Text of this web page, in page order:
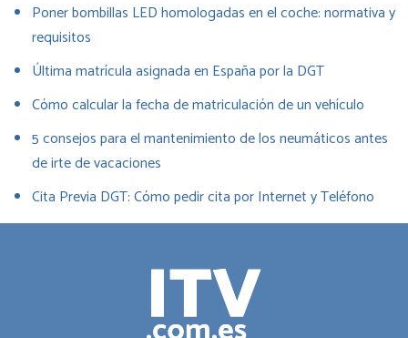
Poner bombillas LED homologadas en el coche: normativa y
requisitos
Última matrícula asignada en España por la DGT
Cómo calcular la fecha de matriculación de un vehículo
5 consejos para el mantenimiento de los neumáticos antes
de irte de vacaciones
Cita Previa DGT: Cómo pedir cita por Internet y Teléfono